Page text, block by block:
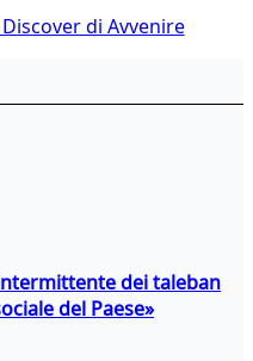
di Avvenire
dei taleban
del Paese»